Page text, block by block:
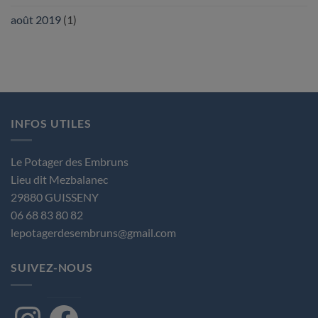
août 2019 (1)
INFOS UTILES
Le Potager des Embruns
Lieu dit Mezbalanec
29880 GUISSENY
06 68 83 80 82
lepotagerdesembruns@gmail.com
SUIVEZ-NOUS
InstagramFacebook